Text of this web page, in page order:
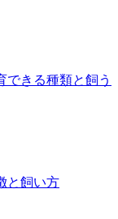
できる種類と飼う
と飼い方